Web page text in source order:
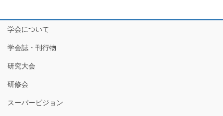
学会について
学会誌・刊行物
研究大会
研修会
スーパービジョン